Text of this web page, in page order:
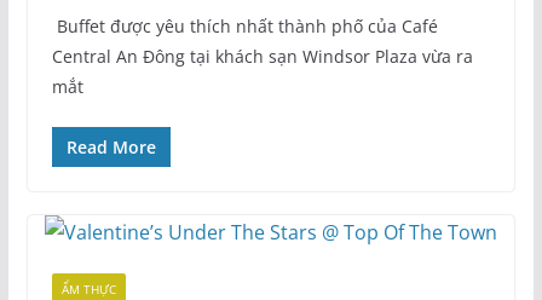
Buffet được yêu thích nhất thành phố của Café
Central An Đông tại khách sạn Windsor Plaza vừa ra
mắt
Read More
ẨM THỰC